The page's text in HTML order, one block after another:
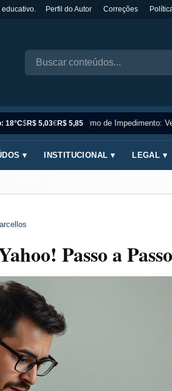
educativo. Perfil do Autor Correções
18°C$R$ 5,03€R$ 5,85
Sinônimo de Impedimento:
▾ INSTITUCIONAL ▾ LEGAL ▾
Passo a